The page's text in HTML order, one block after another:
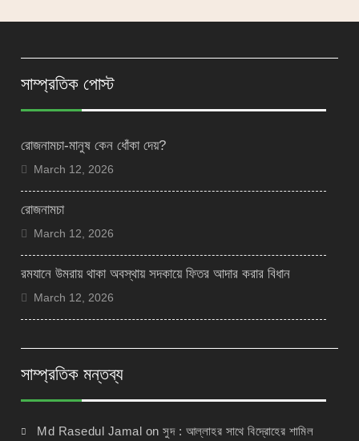
সাম্প্রতিক পোস্ট
রোজনামচা-মানুষ কেন ধোঁকা দেয়?
March 12, 2026
রোজনামচা
March 12, 2026
রমযানে উমরায় থাকা অবস্থায় সদকায়ে ফিতর আদার করার বিধান
March 12, 2026
সাম্প্রতিক মন্তব্য
Md Rasedul Jamal onসুদ : আল্লাহর সাথে বিদ্রোহের শামিল